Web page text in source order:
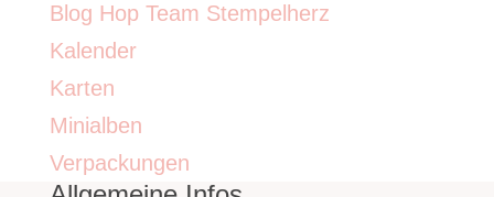
Blog Hop Team Stempelherz
Kalender
Karten
Minialben
Verpackungen